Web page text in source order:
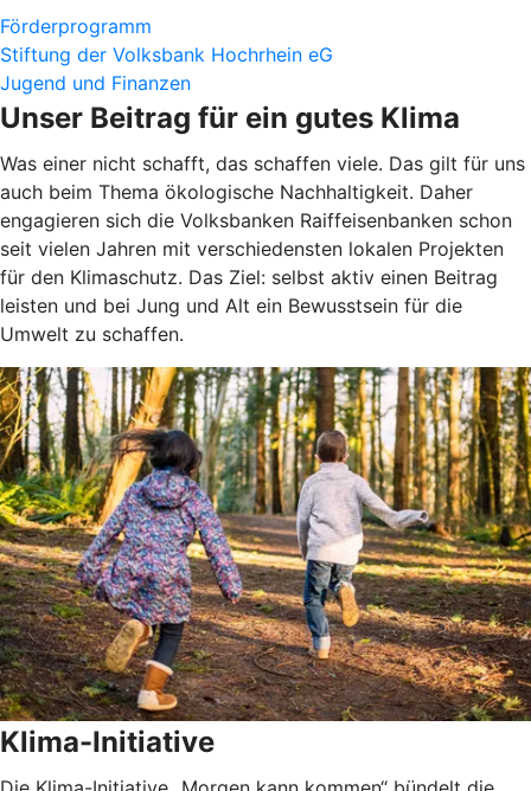
Förderprogramm
Stiftung der Volksbank Hochrhein eG
Jugend und Finanzen
Unser Beitrag für ein gutes Klima
Was einer nicht schafft, das schaffen viele. Das gilt für uns
auch beim Thema ökologische Nachhaltigkeit. Daher
engagieren sich die Volksbanken Raiffeisenbanken schon
seit vielen Jahren mit verschiedensten lokalen Projekten
für den Klimaschutz. Das Ziel: selbst aktiv einen Beitrag
leisten und bei Jung und Alt ein Bewusstsein für die
Umwelt zu schaffen.
Klima-Initiative